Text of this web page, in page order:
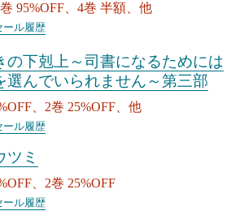
95%OFF、4巻 半額、他
ール履歴
の下剋上～司書になるためには
選んでいられません～第三部
、2巻 25%OFF、他
ール履歴
ツミ
、2巻 25%OFF
ール履歴